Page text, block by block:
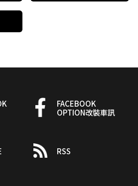
FACEBOOK
OPTION改裝車訊
RSS